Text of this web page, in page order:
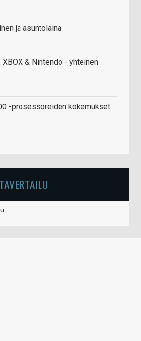
ja asuntolaina
XBOX & Nintendo - yhteinen
-prosessoreiden kokemukset